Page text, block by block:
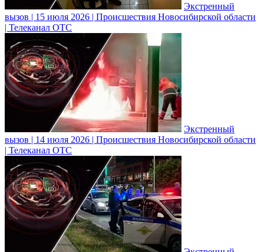
Экстренный
вызов | 15 июля 2026 | Происшествия Новосибирской области
| Телеканал ОТС
Экстренный
вызов | 14 июля 2026 | Происшествия Новосибирской области
| Телеканал ОТС